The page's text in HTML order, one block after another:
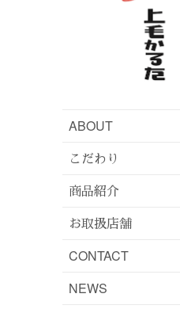
ABOUT
こだわり
商品紹介
お取扱店舗
CONTACT
NEWS